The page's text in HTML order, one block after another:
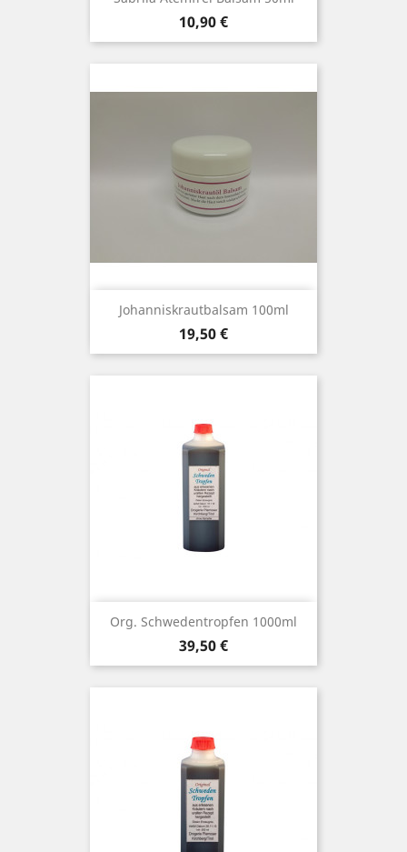
Preis
10,90 €
Johanniskrautbalsam 100ml
Preis
19,50 €
Org. Schwedentropfen 1000ml
Preis
39,50 €